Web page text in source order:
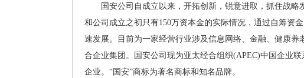
国安公司自成立以来，开拓创新，锐意进取，抓住战略
和公司成立之初只有150万资本金的实际情况，通过自筹资
速发展。目前为一家经营行业涉及信息网络、金融、健康
合企业集团。国安公司现为亚太经合组织(APEC)中国企业
企业。“国安”商标为著名商标和知名品牌。